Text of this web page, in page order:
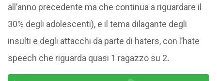
all’anno precedente ma che continua a riguardare il
30% degli adolescenti), e il tema dilagante degli
insulti e degli attacchi da parte di haters, con l’hate
speech che riguarda quasi 1 ragazzo su 2.